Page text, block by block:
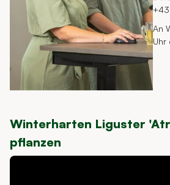
An
Uhr
Winterharten Liguster
pflanzen